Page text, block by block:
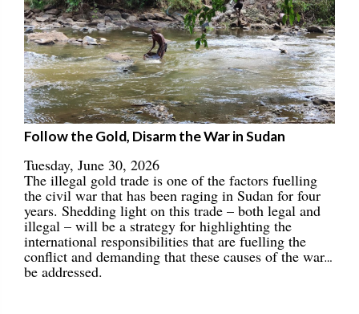
Follow the Gold, Disarm the War in Sudan
Tuesday, June 30, 2026
The illegal gold trade is one of the factors fuelling
the civil war that has been raging in Sudan for four
years. Shedding light on this trade – both legal and
illegal – will be a strategy for highlighting the
international responsibilities that are fuelling the
conflict and demanding that these causes of the war
be addressed.